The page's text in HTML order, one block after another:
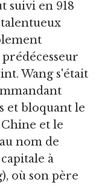
suivi en 918
Wang s'était
et bloquant le
et le
nom de
à
où son père